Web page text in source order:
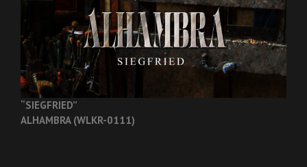
“SIEGFRIED”
ALHAMBRA (WLKR-0111)